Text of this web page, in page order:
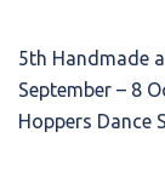
5th Handmade
September – 8
Hoppers Dance